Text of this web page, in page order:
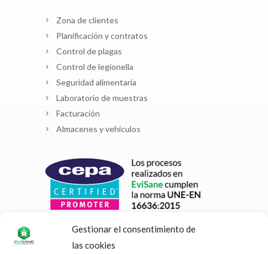
Gestionar el consentimiento de
las cookies
Zona de clientes
Planificación y contratos
Control de plagas
Control de legionella
Seguridad alimentaria
Laboratorio de muestras
Facturación
Almacenes y vehículos